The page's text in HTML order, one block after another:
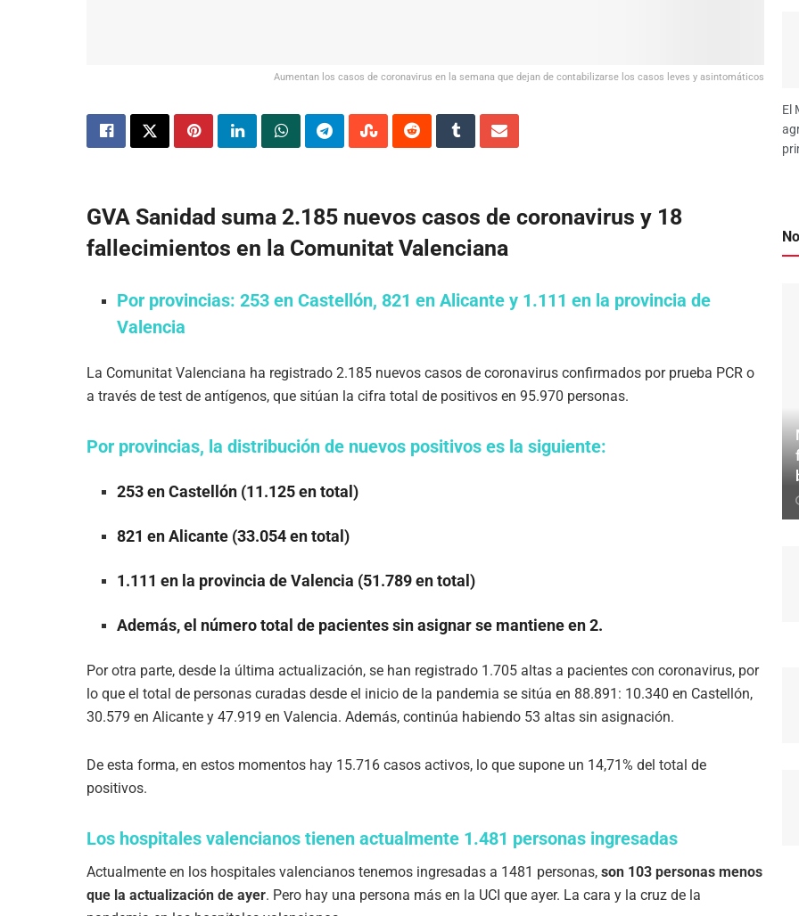
Aumentan los casos de coronavirus en la semana que dejan de contabilizarse los casos leves y asintomáticos
GVA Sanidad suma 2.185 nuevos casos de coronavirus y 18
fallecimientos en la Comunitat Valenciana
Por provincias: 253 en Castellón, 821 en Alicante y 1.111 en la provincia de
Valencia
La Comunitat Valenciana ha registrado 2.185 nuevos casos de coronavirus confirmados por prueba PCR o
a través de test de antígenos, que sitúan la cifra total de positivos en 95.970 personas.
Por provincias, la distribución de nuevos positivos es la siguiente:
253 en Castellón (11.125 en total)
821 en Alicante (33.054 en total)
1.111 en la provincia de Valencia (51.789 en total)
Además, el número total de pacientes sin asignar se mantiene en 2.
Por otra parte, desde la última actualización, se han registrado 1.705 altas a pacientes con coronavirus, por
lo que el total de personas curadas desde el inicio de la pandemia se sitúa en 88.891: 10.340 en Castellón,
30.579 en Alicante y 47.919 en Valencia. Además, continúa habiendo 53 altas sin asignación.
De esta forma, en estos momentos hay 15.716 casos activos, lo que supone un 14,71% del total de
positivos.
Los hospitales valencianos tienen actualmente 1.481 personas ingresadas
Actualmente en los hospitales valencianos tenemos ingresadas a 1481 personas, son 103 personas menos
que la actualización de ayer. Pero hay una persona más en la UCI que ayer. La cara y la cruz de la
El